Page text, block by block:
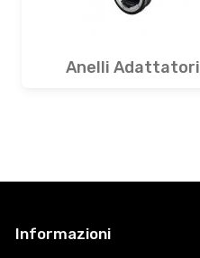
Anelli Adattatori
Informazioni